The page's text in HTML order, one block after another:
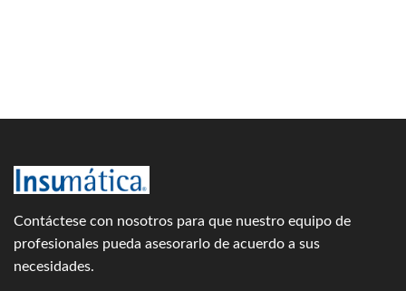
Contáctese con nosotros para que nuestro equipo de
profesionales pueda asesorarlo de acuerdo a sus
necesidades.